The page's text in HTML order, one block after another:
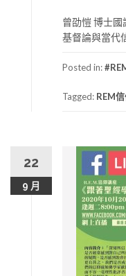
曾劭愷 博士
基督論與當代
Posted in:
Tagged: REM
22
9 月